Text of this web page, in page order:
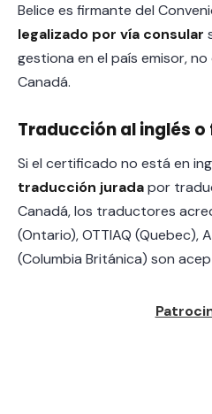
Belice es firmante del
legalizado por vía consular
gestiona en el país emisor,
Canadá.
Traducción al inglés
Si el certificado no está en
traducción juradapor
Canadá, los traductores
(Ontario), OTTIAQ (Quebec),
(Columbia Británica) son